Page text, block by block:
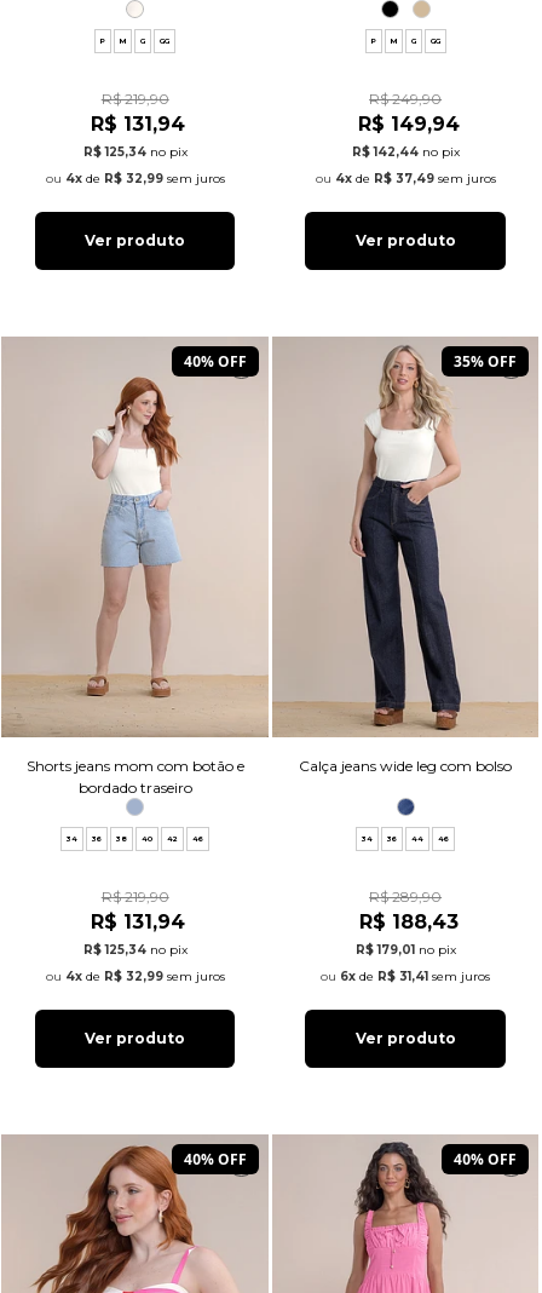
P M G GG
R$ 219,90
R$ 131,94
R$ 125,34 no pix
4xde R$ 32,99sem juros
Ver produto
P M G GG
R$ 249,90
R$ 149,94
R$ 142,44 no pix
4xde R$ 37,49sem juros
Ver produto
40% OFF
Shorts jeans mom com botão e
bordado traseiro
34 36 38 40 42 46
R$ 219,90
R$ 131,94
R$ 125,34 no pix
4xde R$ 32,99sem juros
Ver produto
35% OFF
Calça jeans wide leg com bolso
34 36 44 46
R$ 289,90
R$ 188,43
R$ 179,01 no pix
6x de R$ 31,41 sem juros
Ver produto
40% OFF 40% OFF